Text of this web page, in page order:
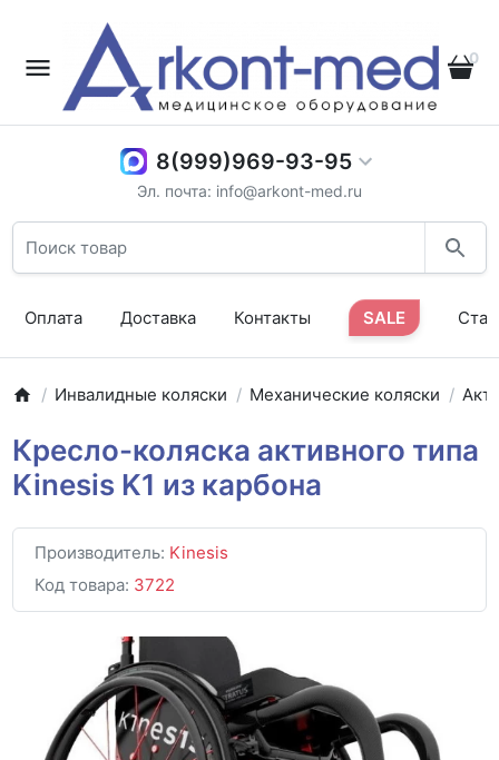
0
8(999)969-93-95
Эл. почта: info@arkont-med.ru
Оплата Доставка Контакты SALE
Инвалидные коляски Механические коляски
Кресло-коляска активного типа
Kinesis K1 из карбона
Производитель: Kinesis
Код товара: 3722